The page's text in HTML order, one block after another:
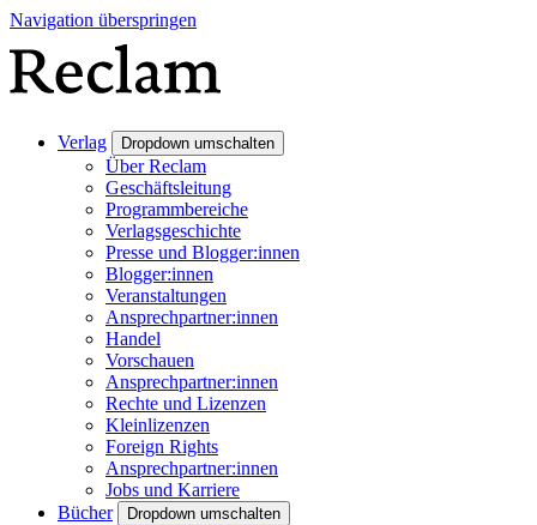
Navigation überspringen
Verlag Dropdown umschalten
Über Reclam
Geschäftsleitung
Programmbereiche
Verlagsgeschichte
Presse und Blogger:innen
Blogger:innen
Veranstaltungen
Ansprechpartner:innen
Handel
Vorschauen
Ansprechpartner:innen
Rechte und Lizenzen
Kleinlizenzen
Foreign Rights
Ansprechpartner:innen
Jobs und Karriere
Bücher
Dropdown umschalten